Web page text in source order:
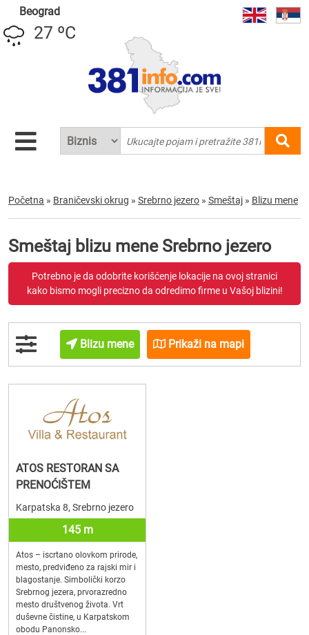
Beograd
27 ºC
Početna » Braničevski okrug » Srebrno jezero » Smeštaj » Blizu mene
Smeštaj blizu mene Srebrno jezero
Potrebno je da odobrite korišćenje lokacije na ovoj stranici
kako bismo mogli precizno da odredimo firme u Vašoj blizini!
Blizu mene Prikaži na mapi
ATOS RESTORAN SA
PRENOĆIŠTEM
Karpatska 8, Srebrno jezero
145 m
Atos – iscrtano olovkom prirode,
mesto, predviđeno za rajski mir i
blagostanje. Simbolički korzo
Srebrnog jezera, prvorazredno
mesto društvenog života. Vrt
duševne čistine, u Karpatskom
obodu Panonsko...